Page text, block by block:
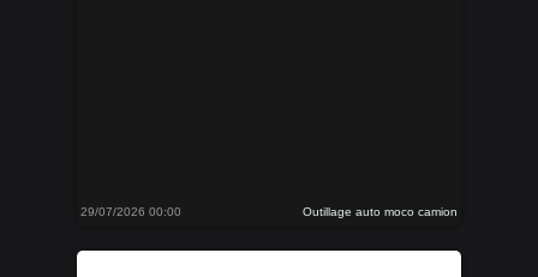
29/07/2026 00:00 Outillage auto moco camion